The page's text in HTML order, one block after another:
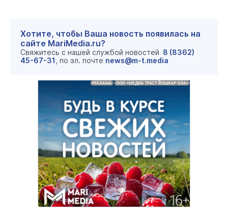
Хотите, чтобы Ваша новость появилась на
сайте MariMedia.ru?
Свяжитесь с нашей службой новостей 8 (8362)
45-67-31 , по эл. почте news@m-t.media